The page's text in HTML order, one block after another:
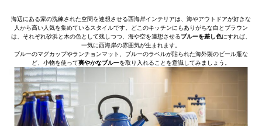
海辺にある家の洗練された空間を連想させる西海岸インテリアは、海やアウトドアが好きな
人から高い人気を集めているスタイルです。どこのキッチンにもありがちな白とブラウン
は、それぞれ砂浜と木の色として残しつつ、海や空を連想させるブルーを差し色にすれば、
一気に西海岸の雰囲気が生まれます。
ブルーのマグカップやランチョンマット、ブルーのラベルが貼られた海外製のビール瓶な
ど、小物を使って爽やかなブルーを取り入れることを意識してみましょう。